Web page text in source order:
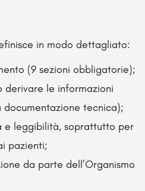
in modo dettagliato:
(9 sezioni obbligatorie);
derivare le informazioni
documentazione tecnica);
e leggibilità, soprattutto per
pazienti;
da parte dell’Organismo